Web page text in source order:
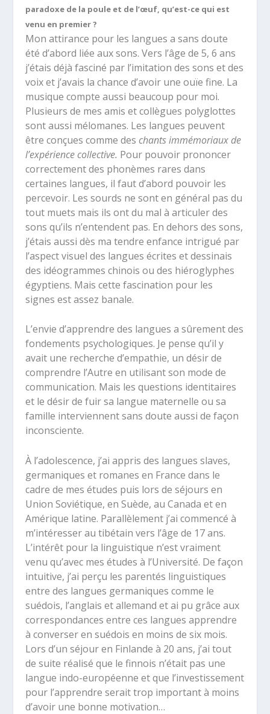
paradoxe de la poule et de l’œuf, qu’est-ce qui est
venu en premier ?
Mon attirance pour les langues a sans doute
été d’abord liée aux sons. Vers l’âge de 5, 6 ans
j’étais déjà fasciné par l’imitation des sons et des
voix et j’avais la chance d’avoir une ouïe fine. La
musique compte aussi beaucoup pour moi.
Plusieurs de mes amis et collègues polyglottes
sont aussi mélomanes. Les langues peuvent
être conçues comme des chants immémoriaux de
l’expérience collective. Pour pouvoir prononcer
correctement des phonèmes rares dans
certaines langues, il faut d’abord pouvoir les
percevoir. Les sourds ne sont en général pas du
tout muets mais ils ont du mal à articuler des
sons qu’ils n’entendent pas. En dehors des sons,
j’étais aussi dès ma tendre enfance intrigué par
l’aspect visuel des langues écrites et dessinais
des idéogrammes chinois ou des hiéroglyphes
égyptiens. Mais cette fascination pour les
signes est assez banale.
L’envie d’apprendre des langues a sûrement des
fondements psychologiques. Je pense qu’il y
avait une recherche d’empathie, un désir de
comprendre l’Autre en utilisant son mode de
communication. Mais les questions identitaires
et le désir de fuir sa langue maternelle ou sa
famille interviennent sans doute aussi de façon
inconsciente.
À l’adolescence, j’ai appris des langues slaves,
germaniques et romanes en France dans le
cadre de mes études puis lors de séjours en
Union Soviétique, en Suède, au Canada et en
Amérique latine. Parallèlement j’ai commencé à
m’intéresser au tibétain vers l’âge de 17 ans.
L’intérêt pour la linguistique n’est vraiment
venu qu’avec mes études à l’Université. De façon
intuitive, j’ai perçu les parentés linguistiques
entre des langues germaniques comme le
suédois, l’anglais et allemand et ai pu grâce aux
correspondances entre ces langues apprendre
à converser en suédois en moins de six mois.
Lors d’un séjour en Finlande à 20 ans, j’ai tout
de suite réalisé que le finnois n’était pas une
langue indo-européenne et que l’investissement
pour l’apprendre serait trop important à moins
d’avoir une bonne motivation…